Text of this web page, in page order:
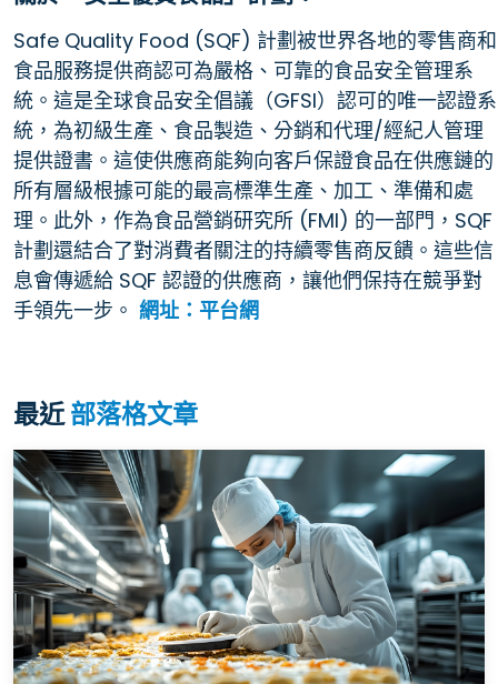
Safe Quality Food (SQF) 計劃被世界各地的零售商和
食品服務提供商認可為嚴格、可靠的食品安全管理系
統。這是全球食品安全倡議（GFSI）認可的唯一認證系
統，為初級生產、食品製造、分銷和代理/經紀人管理
提供證書。這使供應商能夠向客戶保證食品在供應鏈的
所有層級根據可能的最高標準生產、加工、準備和處
理。此外，作為食品營銷研究所 (FMI) 的一部門，SQF
計劃還結合了對消費者關注的持續零售商反饋。這些信
息會傳遞給 SQF 認證的供應商，讓他們保持在競爭對
手領先一步。 網址：平台網
最近部落格文章